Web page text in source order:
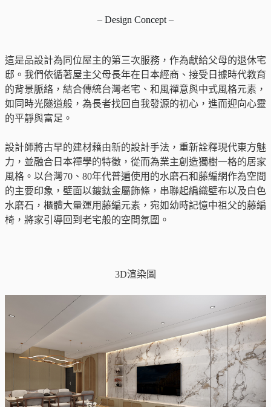
– Design Concept –
這是品設計為同位屋主的第三次服務，作為獻給父母的退休宅
邸。我們依循著屋主父母長年在日本經商、接受日據時代教育
的背景脈絡，結合傳統台灣老宅、和風禪意與中式風格元素，
如同時光隧道般，為長者找回自我發源的初心，進而迎向心靈
的平靜與富足。
設計師將古早的建材藉由新的設計手法，重新詮釋現代東方魅
力，並融合日本禪學的特徵，從而為業主創造獨樹一格的居家
風格。以台灣70、80年代普遍使用的水磨石和藤編網作為空間
的主要印象，壁面以鍍鈦金屬飾條，串聯起編織壁布以及白色
水磨石，櫃體大量運用藤編元素，宛如幼時記憶中祖父的藤編
椅，將家引導回到老宅般的空間氛圍。
3D渲染圖